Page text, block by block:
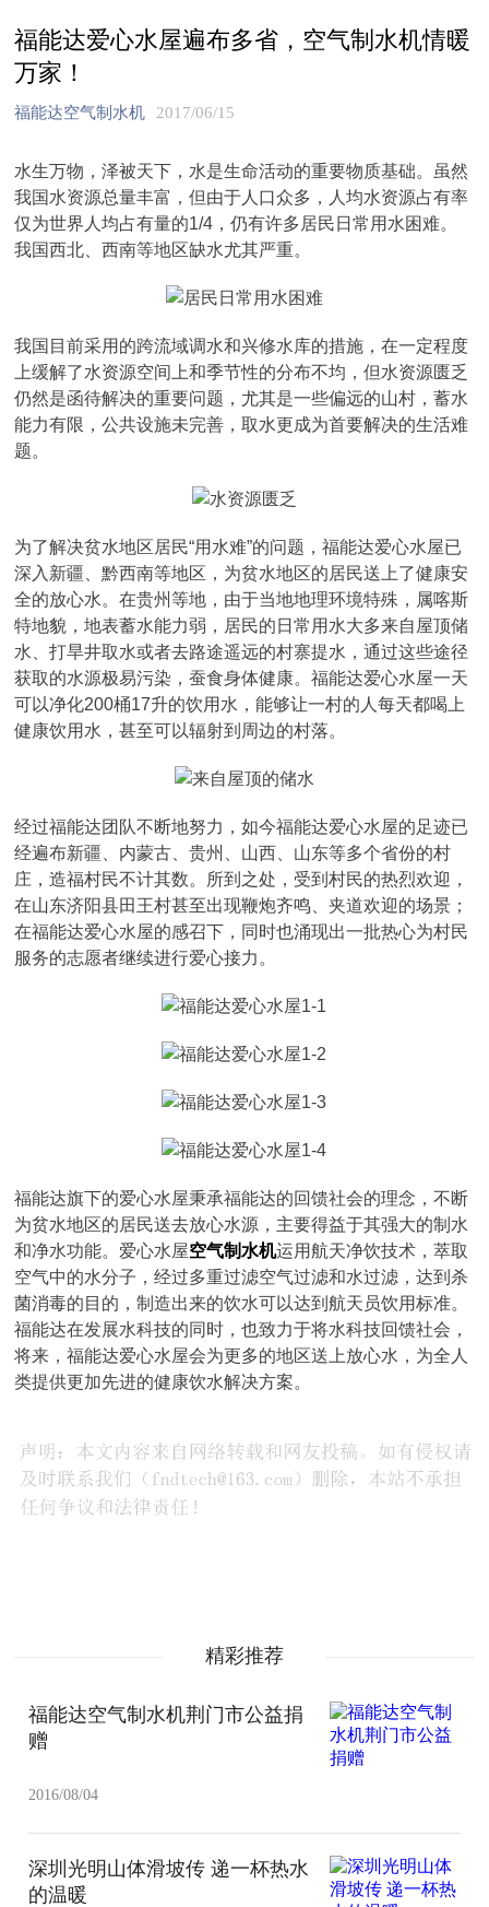
福能达爱心水屋遍布多省，空气制水机情暖
万家！
福能达空气制水机 2017/06/15
水生万物，泽被天下，水是生命活动的重要物质基础。虽然
我国水资源总量丰富，但由于人口众多，人均水资源占有率
仅为世界人均占有量的1/4，仍有许多居民日常用水困难。
我国西北、西南等地区缺水尤其严重。
我国目前采用的跨流域调水和兴修水库的措施，在一定程度
上缓解了水资源空间上和季节性的分布不均，但水资源匮乏
仍然是函待解决的重要问题，尤其是一些偏远的山村，蓄水
能力有限，公共设施未完善，取水更成为首要解决的生活难
题。
为了解决贫水地区居民“用水难”的问题，福能达爱心水屋已
深入新疆、黔西南等地区，为贫水地区的居民送上了健康安
全的放心水。在贵州等地，由于当地地理环境特殊，属喀斯
特地貌，地表蓄水能力弱，居民的日常用水大多来自屋顶储
水、打旱井取水或者去路途遥远的村寨提水，通过这些途径
获取的水源极易污染，蚕食身体健康。福能达爱心水屋一天
可以净化200桶17升的饮用水，能够让一村的人每天都喝上
健康饮用水，甚至可以辐射到周边的村落。
经过福能达团队不断地努力，如今福能达爱心水屋的足迹已
经遍布新疆、内蒙古、贵州、山西、山东等多个省份的村
庄，造福村民不计其数。所到之处，受到村民的热烈欢迎，
在山东济阳县田王村甚至出现鞭炮齐鸣、夹道欢迎的场景；
在福能达爱心水屋的感召下，同时也涌现出一批热心为村民
服务的志愿者继续进行爱心接力。
福能达旗下的爱心水屋秉承福能达的回馈社会的理念，不断
为贫水地区的居民送去放心水源，主要得益于其强大的制水
和净水功能。爱心水屋空气制水机运用航天净饮技术，萃取
空气中的水分子，经过多重过滤空气过滤和水过滤，达到杀
菌消毒的目的，制造出来的饮水可以达到航天员饮用标准。
福能达在发展水科技的同时，也致力于将水科技回馈社会，
将来，福能达爱心水屋会为更多的地区送上放心水，为全人
类提供更加先进的健康饮水解决方案。
精彩推荐
福能达空气制水机荆门市公益捐
赠
2016/08/04
深圳光明山体滑坡传 递一杯热水
的温暖